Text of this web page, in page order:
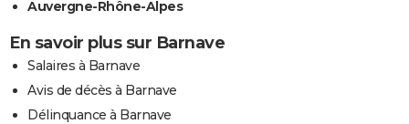
Auvergne-Rhône-Alpes
En savoir plus sur Barnave
Salaires à Barnave
Avis de décès à Barnave
Délinquance à Barnave